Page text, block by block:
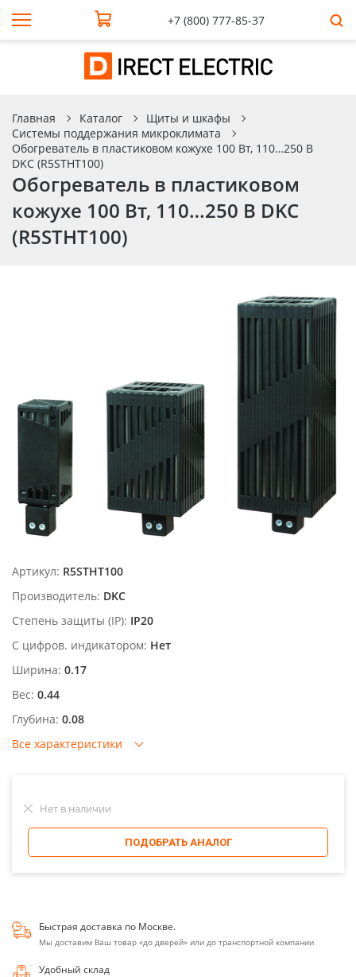
+7 (800) 777-85-37
Главная Каталог
Щиты и шкафы
Системы поддержания микроклимата
Обогреватель в пластиковом кожухе 100 Вт, 110…250 В
DKC (R5STHT100)
Обогреватель в пластиковом
кожухе 100 Вт, 110…250 В DKC
(R5STHT100)
Артикул: R5STHT100
Производитель: DKC
Степень защиты (IP): IP20
С цифров. индикатором: Нет
Ширина: 0.17
Вес: 0.44
Глубина: 0.08
Все характеристики
Нет в наличии
ПОДОБРАТЬ АНАЛОГ
Быстрая доставка по Москве.
Мы доставим Ваш товар «до дверей» или до транспортной компании
Удобный склад